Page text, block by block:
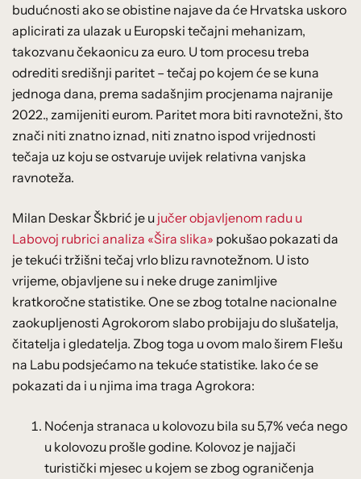
budućnosti ako se obistine najave da će Hrvatska uskoro
aplicirati za ulazak u Europski tečajni mehanizam,
takozvanu čekaonicu za euro. U tom procesu treba
odrediti središnji paritet – tečaj po kojem će se kuna
jednoga dana, prema sadašnjim procjenama najranije
2022., zamijeniti eurom. Paritet mora biti ravnotežni, što
znači niti znatno iznad, niti znatno ispod vrijednosti
tečaja uz koju se ostvaruje uvijek relativna vanjska
ravnoteža.
Milan Deskar Škbrić je u jučer objavljenom radu u
Labovoj rubrici analiza «Šira slika» pokušao pokazati da
je tekući tržišni tečaj vrlo blizu ravnotežnom. U isto
vrijeme, objavljene su i neke druge zanimljive
kratkoročne statistike. One se zbog totalne nacionalne
zaokupljenosti Agrokorom slabo probijaju do slušatelja,
čitatelja i gledatelja. Zbog toga u ovom malo širem Flešu
na Labu podsjećamo na tekuće statistike. Iako će se
pokazati da i u njima ima traga Agrokora:
Noćenja stranaca u kolovozu bila su 5,7% veća nego
u kolovozu prošle godine. Kolovoz je najjači
turistički mjesec u kojem se zbog ograničenja